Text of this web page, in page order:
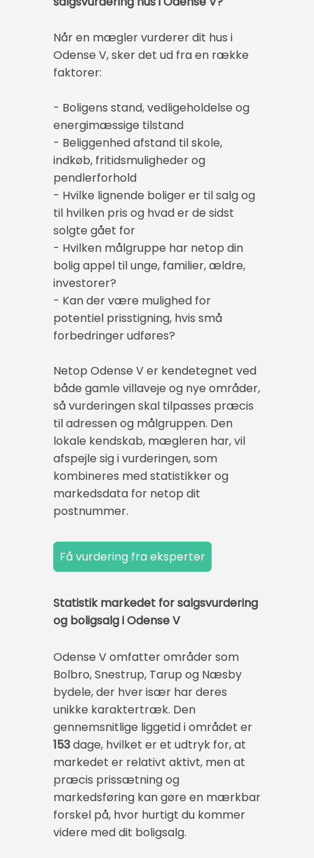
Når en mægler vurderer dit hus i
Odense V, sker det ud fra en række
faktorer:
- Boligens stand, vedligeholdelse og
energimæssige tilstand
- Beliggenhed afstand til skole,
indkøb, fritidsmuligheder og
pendlerforhold
- Hvilke lignende boliger er til salg og
til hvilken pris og hvad er de sidst
solgte gået for
- Hvilken målgruppe har netop din
bolig appel til unge, familier, ældre,
investorer?
- Kan der være mulighed for
potentiel prisstigning, hvis små
forbedringer udføres?
Netop Odense V er kendetegnet ved
både gamle villaveje og nye områder,
så vurderingen skal tilpasses præcis
til adressen og målgruppen. Den
lokale kendskab, mægleren har, vil
afspejle sig i vurderingen, som
kombineres med statistikker og
markedsdata for netop dit
postnummer.
Statistik markedet for salgsvurdering
og boligsalg i Odense V
Odense V omfatter områder som
Bolbro, Snestrup, Tarup og Næsby
bydele, der hver især har deres
unikke karaktertræk. Den
gennemsnitlige liggetid i området er
153dage, hvilket er et udtryk for, at
markedet er relativt aktivt, men at
præcis prissætning og
markedsføring kan gøre en mærkbar
forskel på, hvor hurtigt du kommer
videre med dit boligsalg.